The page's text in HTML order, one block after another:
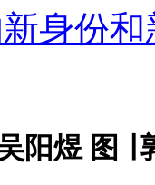
身份
阳煜 图 ∣